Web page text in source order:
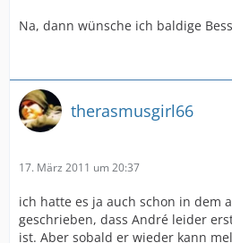
Na, dann wünsche ich baldige
therasmusgirl66
17. März 2011 um 20:37
ich hatte es ja auch schon in dem
geschrieben, dass André leider
ist. Aber sobald er wieder kann